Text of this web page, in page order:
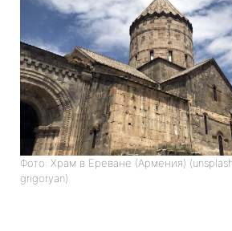
Фото: Храм в Ереване (Армения)
grigoryan)